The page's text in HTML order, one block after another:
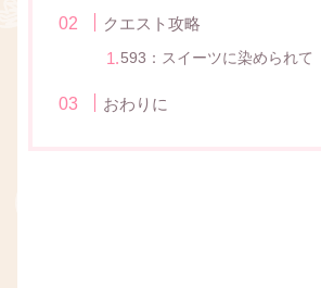
クエスト攻略
593：スイーツに染められて
おわりに